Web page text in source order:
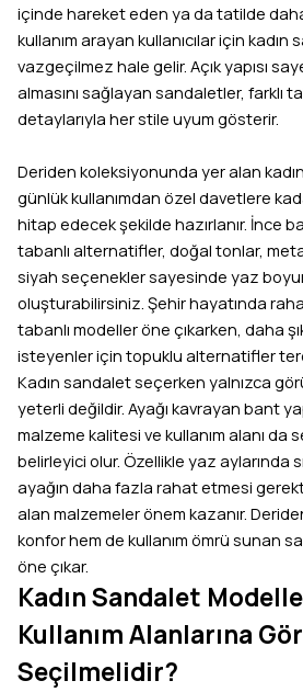
içinde hareket eden ya da tatilde
kullanım arayan kullanıcılar için
vazgeçilmez hale gelir. Açık yapısı
almasını sağlayan sandaletler, farklı
detaylarıyla her stile uyum gösterir.
Deriden koleksiyonunda yer alan
günlük kullanımdan özel davetlere
hitap edecek şekilde hazırlanır. İnce
tabanlı alternatifler, doğal tonlar,
siyah seçenekler sayesinde yaz
oluşturabilirsiniz. Şehir hayatında
tabanlı modeller öne çıkarken, daha
isteyenler için topuklu alternatifler
Kadın sandalet seçerken yalnızca
yeterli değildir. Ayağı kavrayan bant
malzeme kalitesi ve kullanım alanı da
belirleyici olur. Özellikle yaz aylarında
ayağın daha fazla rahat etmesi
alan malzemeler önem kazanır.
konfor hem de kullanım ömrü sunan
öne çıkar.
Kadın Sandalet
Kullanım Alanlarına
Seçilmelidir?